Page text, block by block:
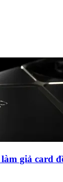
giả card